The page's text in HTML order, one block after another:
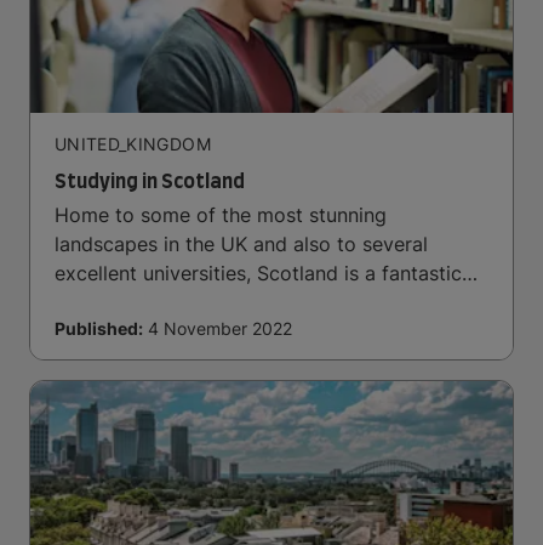
UNITED_KINGDOM
Studying in Scotland
Home to some of the most stunning
landscapes in the UK and also to several
excellent universities, Scotland is a fantastic
Published: 4 November 2022